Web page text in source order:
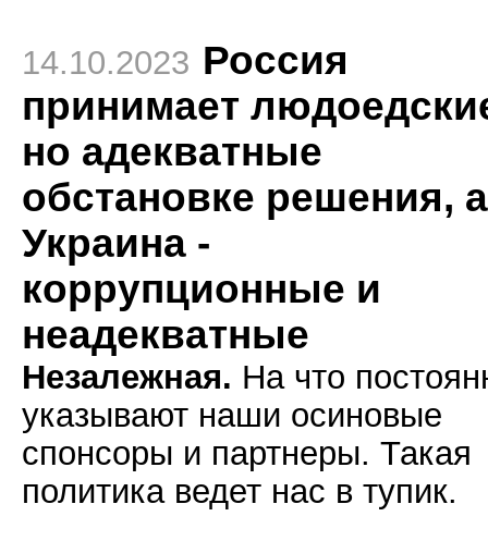
14.10.2023 Россия
принимает
но адекватные
обстановке решения, а
Украина -
коррупционные и
неадекватные
Незалежная. На что
указывают наши осиновые
спонсоры и партнеры. Такая
политика ведет нас в тупик.